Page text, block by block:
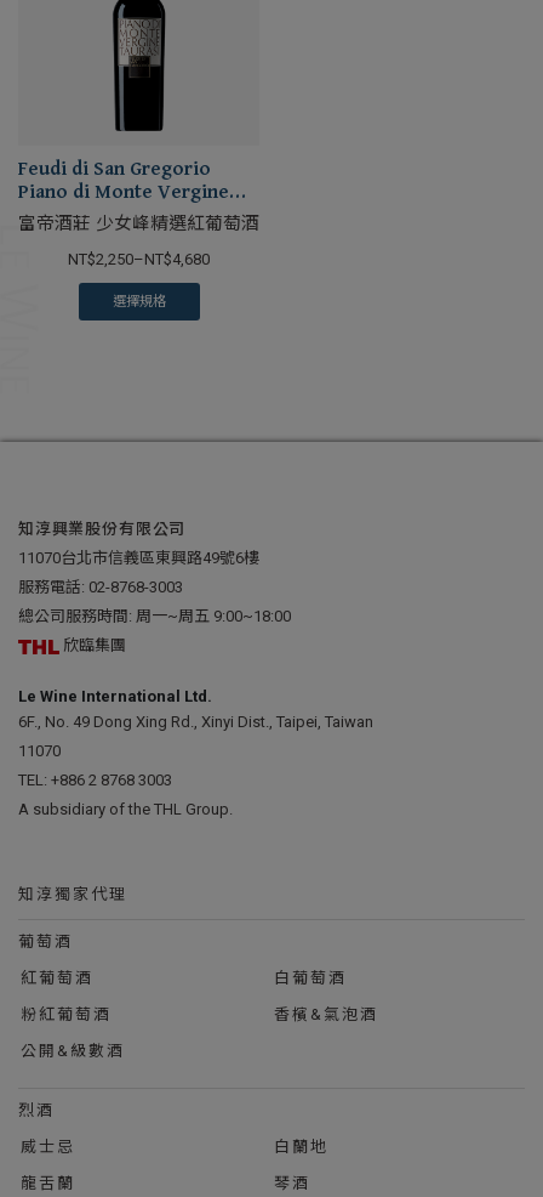
Feudi di San Gregorio
Piano di Monte Vergine
Taurasi Riserva DOCG
富帝酒莊 少女峰精選紅葡萄酒
NT$2,250–NT$4,680
選擇規格
知淳興業股份有限公司
11070台北市信義區東興路49號6樓
服務電話: 02-8768-3003
總公司服務時間: 周一~周五 9:00~18:00
欣臨集團
Le Wine International Ltd.
6F., No. 49 Dong Xing Rd., Xinyi Dist., Taipei, Taiwan
11070
TEL: +886 2 8768 3003
A subsidiary of the THL Group.
知淳獨家代理
葡萄酒
紅葡萄酒
白葡萄酒
粉紅葡萄酒
香檳&氣泡酒
公開&級數酒
烈酒
威士忌
白蘭地
龍舌蘭
琴酒